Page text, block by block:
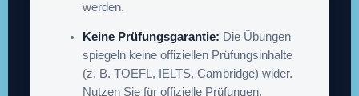
werden.
Keine Prüfungsgarantie: Die Übungen
spiegeln keine offiziellen Prüfungsinhalte
(z. B. TOEFL, IELTS, Cambridge) wider.
Nutzen Sie für offizielle Prüfungen,